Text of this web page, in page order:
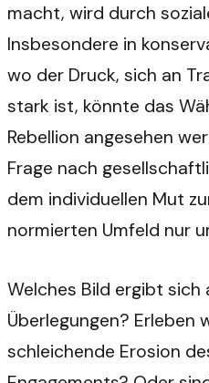
macht, wird durch
Insbesondere in
wo der Druck, sich an
stark ist, könnte das
Rebellion angesehen
Frage nach
dem individuellen Mut
normierten Umfeld nur
Welches Bild ergibt sich
Überlegungen? Erleben
schleichende Erosion